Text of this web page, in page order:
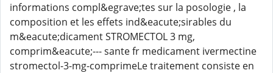
informations compl&egrave;tes sur la posologie , la
composition et les effets ind&eacute;sirables du
m&eacute;dicament STROMECTOL 3 mg,
comprim&eacute;--- sante fr medicament ivermectine
stromectol-3-mg-comprimeLe traitement consiste en